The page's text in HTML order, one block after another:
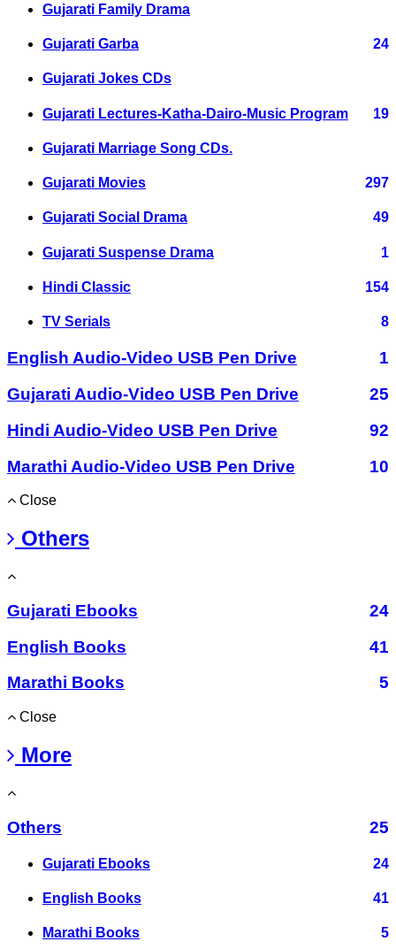
Gujarati Family Drama
Gujarati Garba 24
Gujarati Jokes CDs
Gujarati Lectures-Katha-Dairo-Music Program 19
Gujarati Marriage Song CDs.
Gujarati Movies 297
Gujarati Social Drama 49
Gujarati Suspense Drama 1
Hindi Classic 154
TV Serials 8
English Audio-Video USB Pen Drive
1
Gujarati Audio-Video USB Pen Drive
25
Hindi Audio-Video USB Pen Drive
92
Marathi Audio-Video USB Pen Drive
10
Close
Others
Gujarati Ebooks
24
English Books
41
Marathi Books
5
Close
More
Others 25
Gujarati Ebooks 24
English Books 41
Marathi Books 5